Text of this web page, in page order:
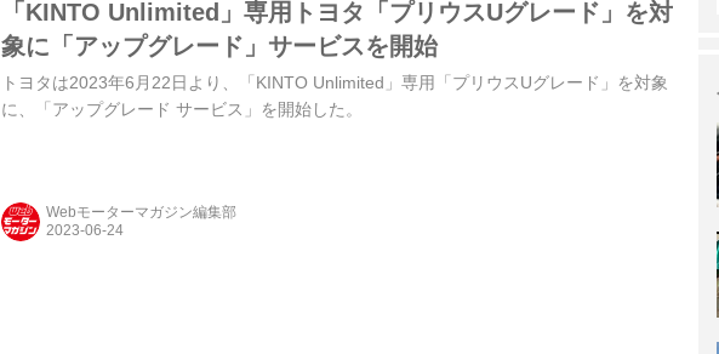
「KINTO Unlimited」専用トヨタ「プリウスUグレード」を対
象に「アップグレード」サービスを開始
トヨタは2023年6月22日より、「KINTO Unlimited」専用「プリウスUグレード」を対象
に、「アップグレード サービス」を開始した。
Webモーターマガジン編集部